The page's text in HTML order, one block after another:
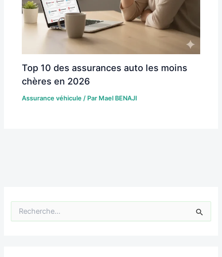
Top 10 des assurances auto les moins
chères en 2026
Assurance véhicule / Par Mael BENAJI
e